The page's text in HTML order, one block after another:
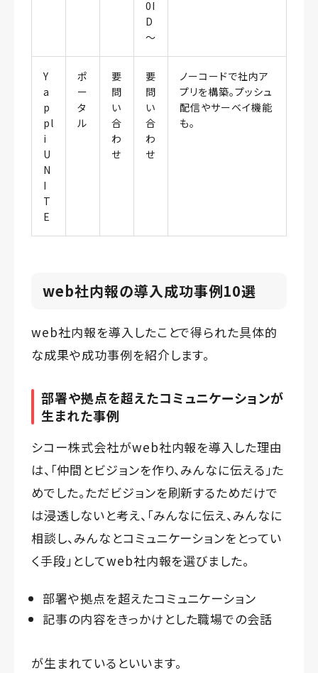
0I
D
〜
Y
a
p
pl
i
U
N
I
T
E
ポ
ー
タ
ル
要
問
い
合
わ
せ
要
問
い
合
わ
せ
ノーコードで社内ア
プリを構築。プッシュ
配信やサーベイ機能
も。
web社内報の導入成功事例10選
web社内報を導入したことで得られた具体的
な成果や成功事例を紹介します。
部署や拠点を超えたコミュニケーションが
生まれた事例
シコー株式会社がweb社内報を導入した理由
は、「仲間とビジョンを作り、みんなに伝える」た
めでした。ただビジョンを刷新するためだけで
は浸透しないと考え、「みんなに伝え、みんなに
相談し、みんなとコミュニケーションをとってい
く手段」としてweb社内報を選びました。
部署や拠点を超えたコミュニケーション
記事の内容をきっかけとした職場での会話
が生まれているといいます。